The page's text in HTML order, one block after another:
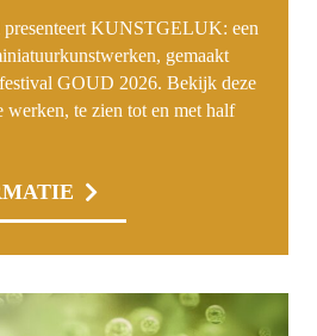
presenteert KUNSTGELUK: een
gemaakt
GOUD 2026. Bekijk deze
werken, te zien tot en met half